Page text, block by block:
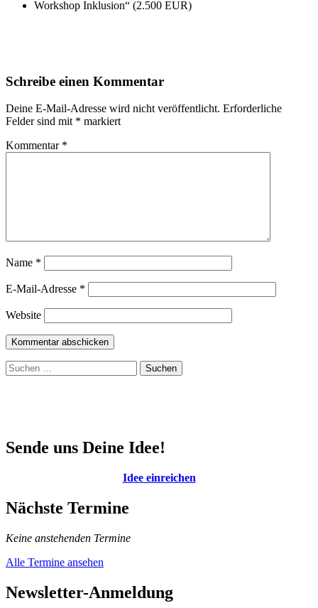
Workshop Inklusion“ (2.500 EUR)
Schreibe einen Kommentar
Deine E-Mail-Adresse wird nicht veröffentlicht. Erforderliche
Felder sind mit * markiert
Kommentar *
Name *
E-Mail-Adresse *
Website
Suchen
nach:
Sende uns Deine Idee!
Idee einreichen
Nächste Termine
Keine anstehenden Termine
Alle Termine ansehen
Newsletter-Anmeldung